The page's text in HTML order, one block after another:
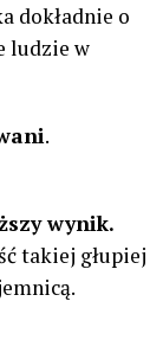
dokładnie o
ludzie w
.
wynik.
takiej głupiej